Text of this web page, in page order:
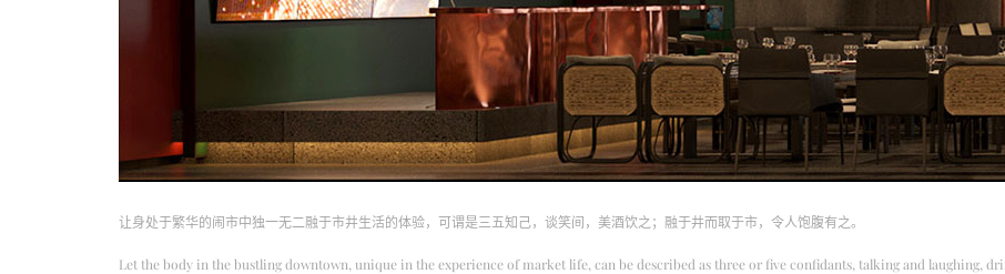
让身处于繁华的闹市中独一无二融于市井生活的体验，可谓是三五知己，谈笑间，美酒饮之；融于井而取于市，令人饱腹有之。
Let the body in the bustling downtown, unique in the experience of market life, can be described as three or five confidants, talking and laughing,